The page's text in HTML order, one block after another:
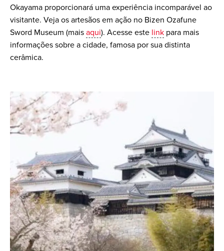
Okayama proporcionará uma experiência incomparável ao
visitante. Veja os artesãos em ação no Bizen Ozafune
Sword Museum (mais aqui). Acesse este link para mais
informações sobre a cidade, famosa por sua distinta
cerâmica.